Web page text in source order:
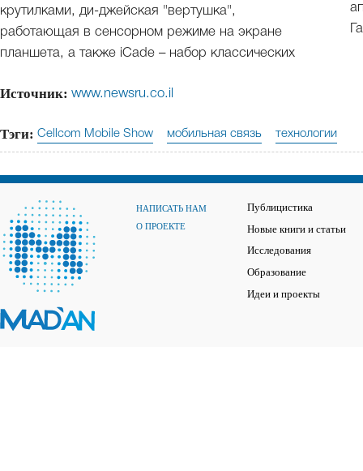
крутилками, ди-джейская "вертушка",
работающая в сенсорном режиме на экране
планшета, а также iCade – набор классических
Источник: www.newsru.co.il
Тэги: Cellcom Mobile Show мобильная связь технологии
НАПИСАТЬ НАМ
О ПРОЕКТЕ
Публицистика
Новые книги и статьи
Исследования
Образование
Идеи и проекты